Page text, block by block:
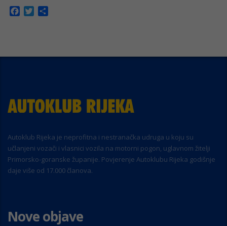
Facebook
Twitter
Autoklub Rijeka je neprofitna i nestranačka udruga u koju su
učlanjeni vozači i vlasnici vozila na motorni pogon, uglavnom žitelji
Primorsko-goranske županije. Povjerenje Autoklubu Rijeka godišnje
daje više od 17.000 članova.
Nove objave